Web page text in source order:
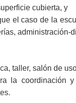
cubierta, y
el caso de la
administración-
taller, salón de
la coordinación